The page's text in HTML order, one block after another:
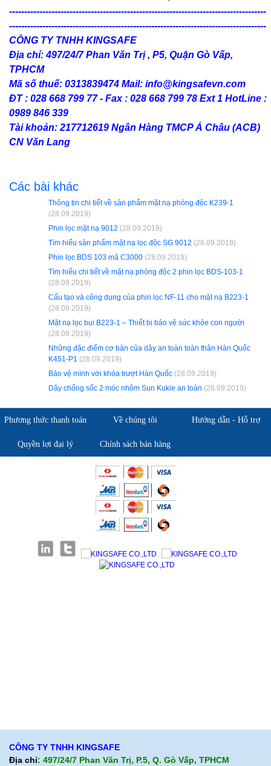
-------------------------------------------------------------------------------------
-------------------------------------------------------------------------------------
CÔNG TY TNHH KINGSAFE
Địa chỉ: 497/24/7 Phan Văn Trị , P5, Quận Gò Vấp,
TPHCM
Mã số thuế: 0313839474 Mail: info@kingsafevn.com
ĐT : 028 668 799 77 - Fax : 028 668 799 78 Ext 1 HotLine :
0989 846 339
Tài khoản: 217712619 Ngân Hàng TMCP Á Châu (ACB)
CN Văn Lang
Các bài khác
Thông tin chi tiết về sản phẩm mặt nạ phòng độc K239-1
(28.09.2019)
Phin lọc mặt nạ 9012 (28.09.2019)
Tìm hiểu sản phẩm mặt nạ lọc độc SG 9012 (28.09.2019)
Phin lọc BDS 103 mã C3000 (28.09.2019)
Tìm hiểu chi tiết về mặt nạ phòng độc 2 phin lọc BDS-103-1
(28.09.2019)
Cấu tạo và công dụng của phin lọc NF-11 cho mặt nạ B223-1
(28.09.2019)
Mặt nạ lọc bụi B223-1 – Thiết bị bảo vệ sức khỏe con người
(28.09.2019)
Những đặc điểm cơ bản của dây an toàn toàn thân Hàn Quốc
K451-P1 (28.09.2019)
Bảo vệ mình với khóa trượt Hàn Quốc (28.09.2019)
Dây chống sốc 2 móc nhôm Sun Kukie an toàn (28.09.2019)
Phương thức thanh toán Về chúng tôi Hướng dẫn - Hỗ trợ
Quyền lợi đại lý Chính sách bán hàng
CÔNG TY TNHH KINGSAFE
Địa chỉ: 497/24/7 Phan Văn Trị, P.5, Q. Gò Vấp, TPHCM